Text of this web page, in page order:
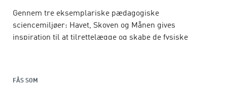
Gennem tre eksemplariske pædagogiske
sciencemiljøer: Havet, Skoven og Månen gives
inspiration til at tilrettelægge og skabe de fysiske
FÅS SOM